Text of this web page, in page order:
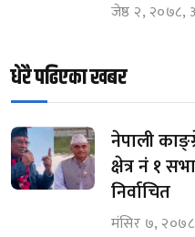
जेष्ठ २, २०७८,
धेरै पढिएका खबर
नेपाली
क्षेत्र नं १
निर्वाचित
मंसिर ७,